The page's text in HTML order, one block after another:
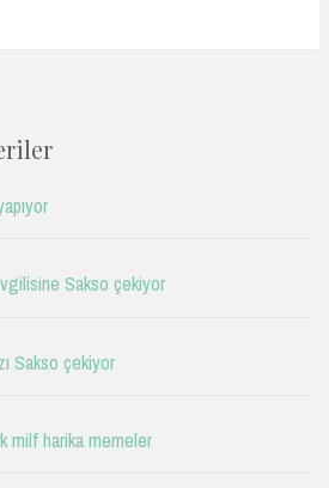
Sakso çekiyor
Sakso çekiyor
milf harika memeler